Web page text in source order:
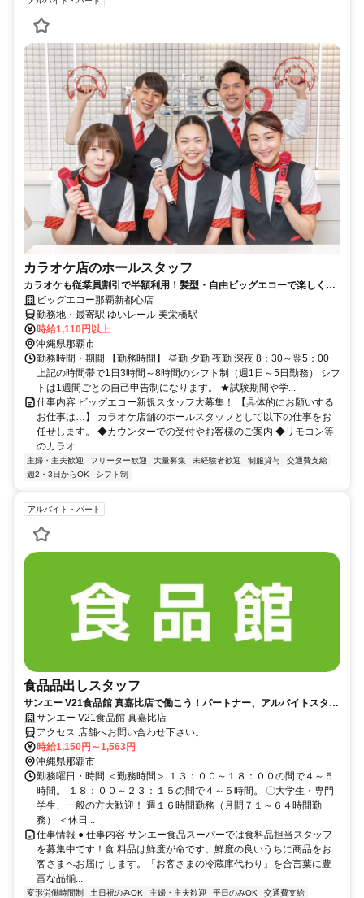
カラオケ店のホールスタッフ
カラオケも従業員割引で半額利用！髪型・自由ビッグエコーで楽しく働
こう♪ビッグエコー那覇新都心店
勤務地・最寄駅 ゆいレール 美栄橋駅
時給1,110円以上
沖縄県那覇市
勤務時間・期間 【勤務時間】 昼勤 夕勤 夜勤 深夜 8：30～翌5：00
上記の時間帯で1日3時間～8時間のシフト制（週1日～5日勤務） シフ
トは1週間ごとの自己申告制になります。 ★試験期間や学...
仕事内容 ビッグエコー新規スタッフ大募集！ 【具体的にお願いする
お仕事は…】 カラオケ店舗のホールスタッフとして以下の仕事をお
任せします。 ◆カウンターでの受付やお客様のご案内 ◆リモコン等
のカラオ...
主婦・主夫歓迎 フリーター歓迎 大量募集 未経験者歓迎 制服貸与
交通費支給
週2・3日からOK
シフト制
アルバイト・パート
食品品出しスタッフ
サンエー V21食品館 真嘉比店で働こう！パートナー、アルバイトスタッ
フ大募集♪
サンエー V21食品館 真嘉比店
アクセス 店舗へお問い合わせ下さい。
時給1,150円～1,563円
沖縄県那覇市
勤務曜日・時間 ＜勤務時間＞ １３：００～１８：００の間で４～５
時間。 １８：００～２３：１５の間で４～５時間。 〇大学生・専門
学生、一般の方大歓迎！ 週１６時間勤務（月間７１～６４時間勤
務） ＜休日...
仕事情報 ● 仕事内容 サンエー食品スーパーでは食料品担当スタッフ
を募集中です！食 料品は鮮度が命です。鮮度の良いうちに商品をお
客さまへお届け します。「お客さまの冷蔵庫代わり」を合言葉に豊
富な品揃...
変形労働時間制 土日祝のみOK 主婦・主夫歓迎 平日のみOK
交通費支給